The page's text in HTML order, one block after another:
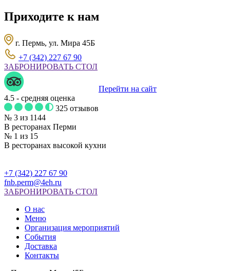
Приходите к нам
г. Пермь, ул. Мира 45Б
+7 (342) 227 67 90
ЗАБРОНИРОВАТЬ СТОЛ
Перейти на сайт
4.5 - средняя оценка
325 отзывов
№ 3 из 1144
В ресторанах Перми
№ 1 из 15
В ресторанах высокой кухни
+7 (342) 227 67 90
fnb.perm@4eh.ru
ЗАБРОНИРОВАТЬ СТОЛ
О нас
Меню
Организация мероприятий
События
Доставка
Контакты